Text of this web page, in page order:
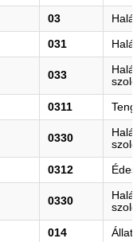
03
031
033
0311
0330
0312
0330
014